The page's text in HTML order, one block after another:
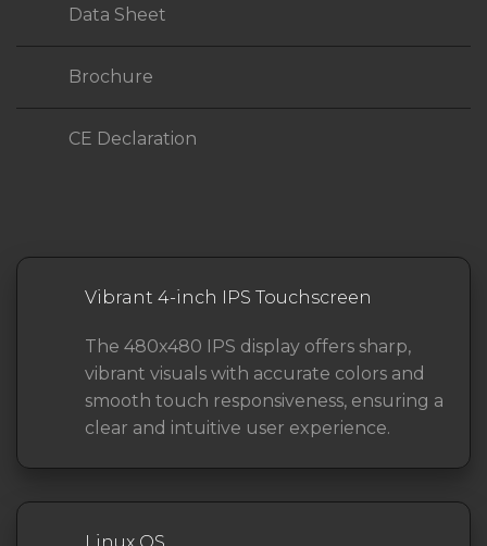
Data Sheet
Brochure
CE Declaration
Vibrant 4-inch IPS Touchscreen
The 480x480 IPS display offers sharp,
vibrant visuals with accurate colors and
smooth touch responsiveness, ensuring a
clear and intuitive user experience.